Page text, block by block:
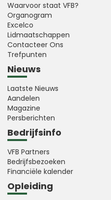
Waarvoor staat VFB?
Organogram
Excelco
Lidmaatschappen
Contacteer Ons
Trefpunten
Nieuws
Laatste Nieuws
Aandelen
Magazine
Persberichten
Bedrijfsinfo
VFB Partners
Bedrijfsbezoeken
Financiële kalender
Opleiding